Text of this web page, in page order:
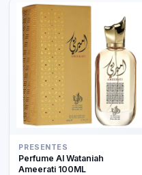
PRESENTES
Perfume Al Wataniah
Ameerati 100ML